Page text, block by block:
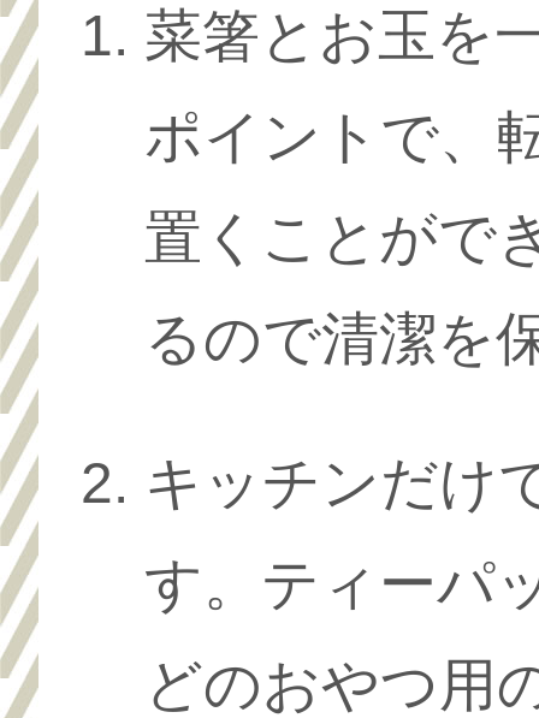
菜箸とお玉を
ポイントで、
置くことがで
るので清潔を
キッチンだけ
す。ティーパ
どのおやつ用